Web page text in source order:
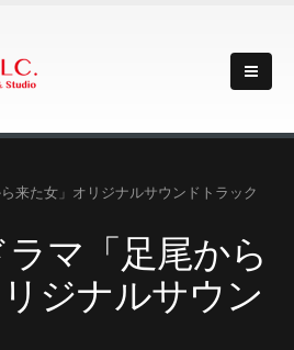
来た女」オリジナルサウンドトラック
マ「足尾から
ジナルサウン